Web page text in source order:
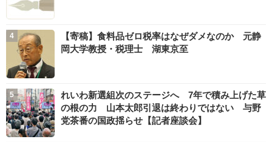
【寄稿】食料品ゼロ税率はなぜダメなのか 元静
岡大学教授・税理士 湖東京至
れいわ新選組次のステージへ 7年で積み上げた草
の根の力 山本太郎引退は終わりではない 与野
党茶番の国政揺らせ【記者座談会】